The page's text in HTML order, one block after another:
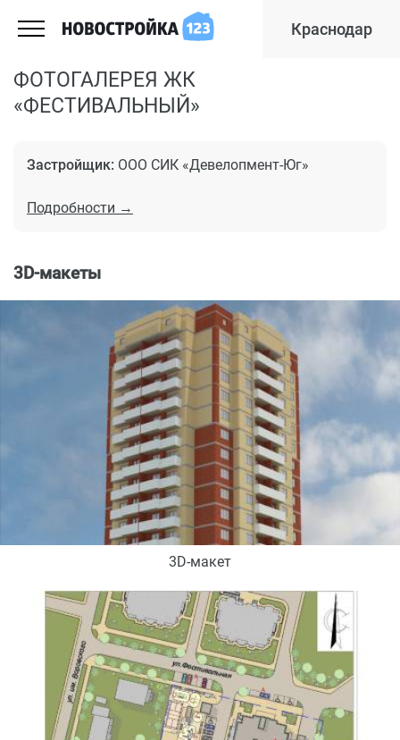
Краснодар
ФОТОГАЛЕРЕЯ ЖК
«ФЕСТИВАЛЬНЫЙ»
Застройщик: ООО СИК «Девелопмент-Юг»
Подробности →
3D-макеты
3D-макет